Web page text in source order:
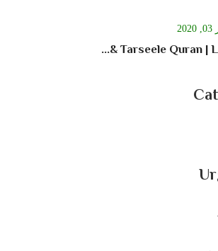
Tarseele Quran |